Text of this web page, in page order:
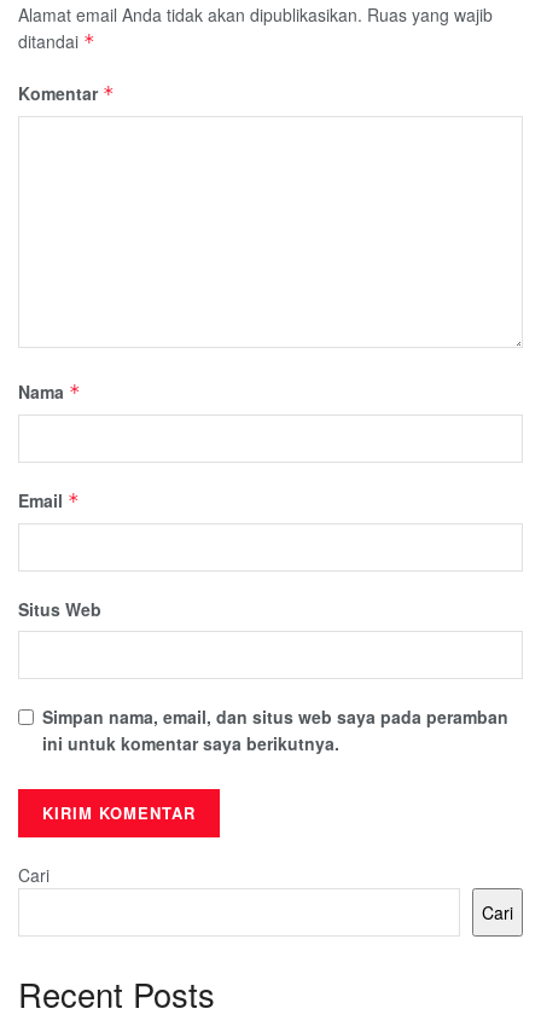
Alamat email Anda tidak akan dipublikasikan. Ruas yang wajib
ditandai *
Komentar *
Nama *
Email *
Situs Web
Simpan nama, email, dan situs web saya pada peramban
ini untuk komentar saya berikutnya.
Cari
Cari
Recent Posts